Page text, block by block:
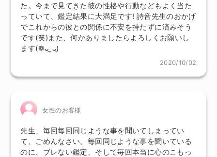
た。今まで見てきた彼の性格や行動などもよく当た
っていて、鑑定結果に大満足です! 詩音先生のおかげ
でこれからの彼との関係に不安を持たずに済みそう
です(笑)また、何かありましたらよろしくお願いし
ます(❁ᴗ͈ˬᴗ͈)
2020/10/02
女性のお客様
先生、毎回毎回同じような事を聞いてしまってい
て、ごめんなさい。毎回同じような事を聞いている
のに、ブレない鑑定、そして毎回本当に心のこもっ